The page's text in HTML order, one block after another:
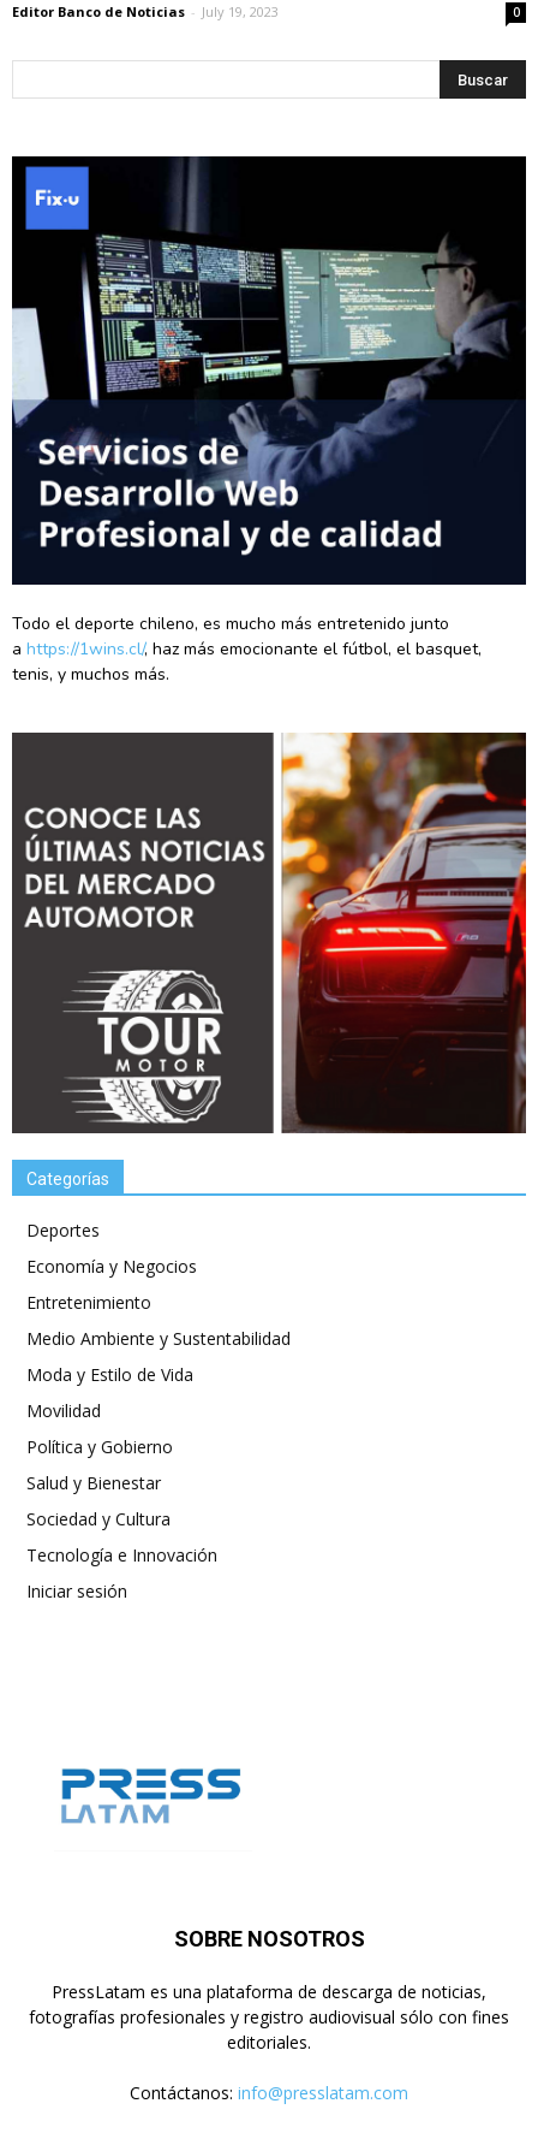
Editor Banco de Noticias - July 19, 2023 0
Todo el deporte chileno, es mucho más entretenido junto
a https://1wins.cl/, haz más emocionante el fútbol, el basquet,
tenis, y muchos más.
Categorías
Deportes
Economía y Negocios
Entretenimiento
Medio Ambiente y Sustentabilidad
Moda y Estilo de Vida
Movilidad
Política y Gobierno
Salud y Bienestar
Sociedad y Cultura
Tecnología e Innovación
Iniciar sesión
SOBRE NOSOTROS
PressLatam es una plataforma de descarga de noticias,
fotografías profesionales y registro audiovisual sólo con fines
editoriales.
Contáctanos: info@presslatam.com